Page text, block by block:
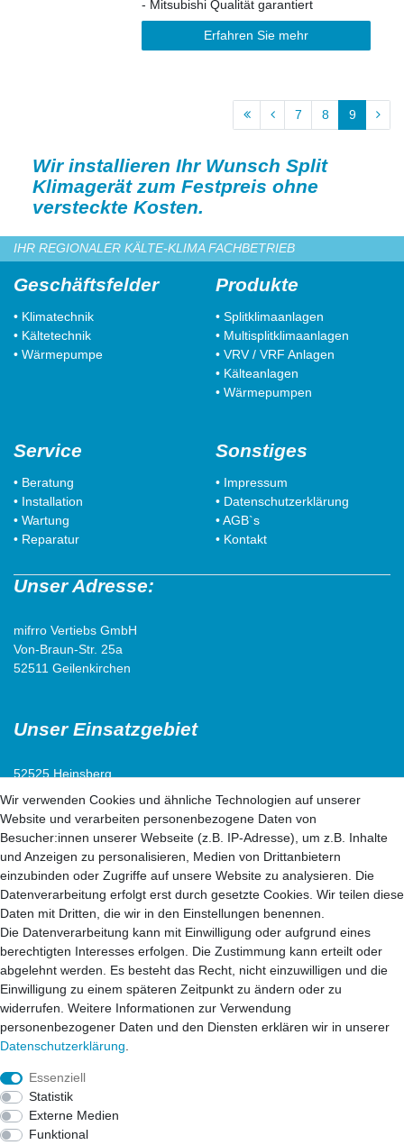
- Mitsubishi Qualität garantiert
Erfahren Sie mehr
7 8 9
Wir installieren Ihr Wunsch Split
Klimagerät zum Festpreis ohne
versteckte Kosten.
IHR REGIONALER KÄLTE-KLIMA FACHBETRIEB
Geschäftsfelder
• Klimatechnik
• Kältetechnik
• Wärmepumpe
Produkte
• Splitklimaanlagen
• Multisplitklimaanlagen
• VRV / VRF Anlagen
• Kälteanlagen
• Wärmepumpen
Service
• Beratung
• Installation
• Wartung
• Reparatur
Sonstiges
• Impressum
• Datenschutzerklärung
• AGB`s
• Kontakt
Unser Adresse:
mifrro Vertiebs GmbH
Von-Braun-Str. 25a
52511 Geilenkirchen
Unser Einsatzgebiet
52525 Heinsberg
52538 Selfkant
52511 Geilenkirchen
52222 Stolberg
52428 Jülich
52499 Baesweiler
52477 Alsdorf
52531 Übach-Palenberg
52134 Herzogenrath
52070 Aachen
41812 Erkelenz
41849 Wassenberg
41844 Wegberg
41836 Hückelhoven
53902 Eschweiler
Wir verwenden Cookies und ähnliche Technologien auf unserer
Website und verarbeiten personenbezogene Daten von
Besucher:innen unserer Webseite (z.B. IP-Adresse), um z.B. Inhalte
und Anzeigen zu personalisieren, Medien von Drittanbietern
einzubinden oder Zugriffe auf unsere Website zu analysieren. Die
Datenverarbeitung erfolgt erst durch gesetzte Cookies. Wir teilen diese
Daten mit Dritten, die wir in den Einstellungen benennen.
Die Datenverarbeitung kann mit Einwilligung oder aufgrund eines
berechtigten Interesses erfolgen. Die Zustimmung kann erteilt oder
abgelehnt werden. Es besteht das Recht, nicht einzuwilligen und die
Einwilligung zu einem späteren Zeitpunkt zu ändern oder zu
widerrufen. Weitere Informationen zur Verwendung
personenbezogener Daten und den Diensten erklären wir in unserer
Daten­schutz­erklärung
Essenziell
Statistik
Externe Medien
Funktional